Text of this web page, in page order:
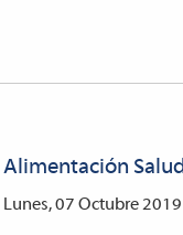
Alimentación
Lunes, 07 Octubre 2019